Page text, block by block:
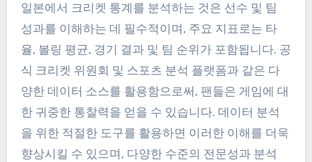
일본에서 크리켓 통계를 분석하는 것은 선수 및 팀
성과를 이해하는 데 필수적이며, 주요 지표로는 타
율, 볼링 평균, 경기 결과 및 팀 순위가 포함됩니다. 공
식 크리켓 위원회 및 스포츠 분석 플랫폼과 같은 다
양한 데이터 소스를 활용함으로써, 팬들은 게임에 대
한 귀중한 통찰력을 얻을 수 있습니다. 데이터 분석
을 위한 적절한 도구를 활용하면 이러한 이해를 더욱
향상시킬 수 있으며, 다양한 수준의 전문성과 분석